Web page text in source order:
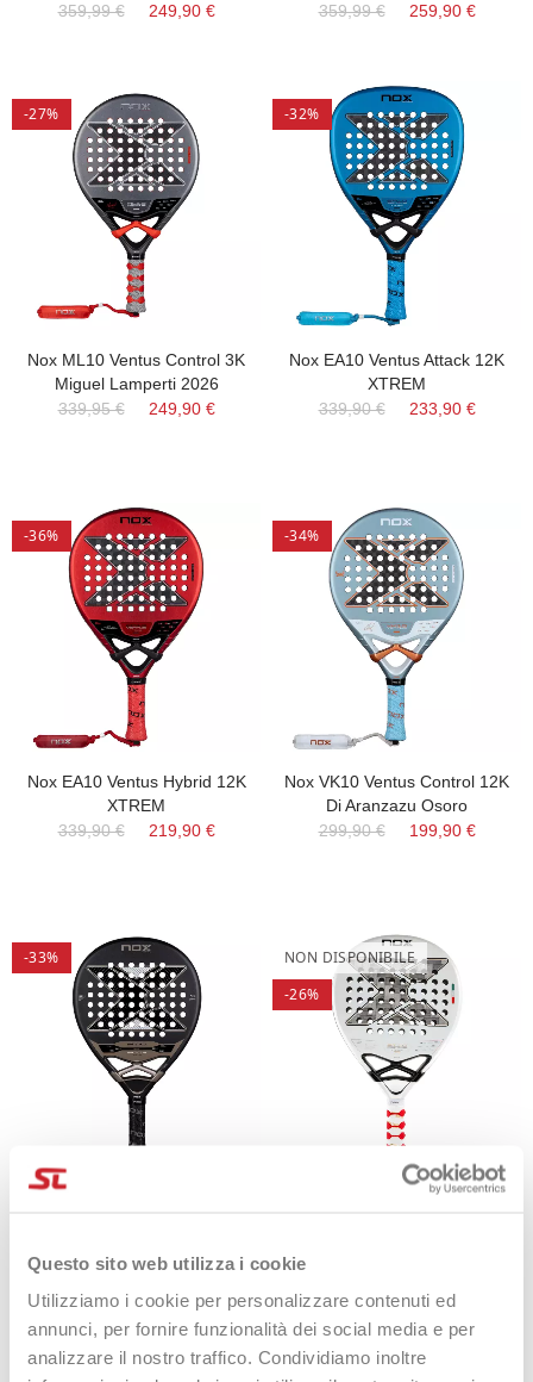
Questo sito web utilizza i cookie
Utilizziamo i cookie per personalizzare contenuti ed
annunci, per fornire funzionalità dei social media e per
analizzare il nostro traffico. Condividiamo inoltre
359,99 €
249,90 €
359,99 €
259,90 €
-27%
Nox ML10 Ventus Control 3K
Miguel Lamperti 2026
339,95 €
249,90 €
-32%
Nox EA10 Ventus Attack 12K
XTREM
339,90 €
233,90 €
-36%
Nox EA10 Ventus Hybrid 12K
XTREM
339,90 €
219,90 €
-34%
Nox VK10 Ventus Control 12K
Di Aranzazu Osoro
299,90 €
199,90 €
-33%
NON DISPONIBILE
-26%